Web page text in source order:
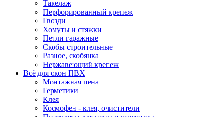
Такелаж
Перфорированный крепеж
Гвозди
Хомуты и стяжки
Петли гаражные
Скобы строительные
Разное, скобянка
Нержавеющий крепеж
Всё для окон ПВХ
Монтажная пена
Герметики
Клея
Космофен - клея, очистители